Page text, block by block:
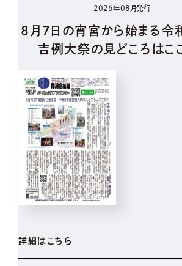
2026年08月発行
8月7日の宵宮から始まる令
吉例大祭の見どころはこ
詳細はこちら